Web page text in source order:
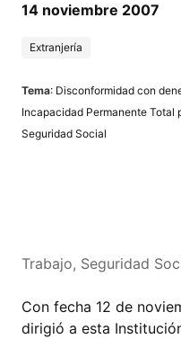
14 noviembre 2007
Extranjería
Tema: Disconformidad con
Incapacidad Permanente Total
Seguridad Social
Trabajo, Seguridad
Con fecha 12 de
dirigió a esta